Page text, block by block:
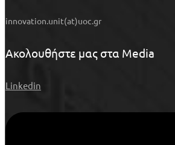
innovation.unit(at)uoc.gr
Ακολουθήστε μας στα Media
Linkedin